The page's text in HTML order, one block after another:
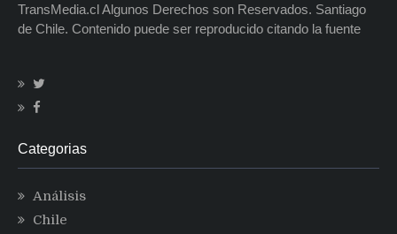
TransMedia.cl Algunos Derechos son Reservados. Santiago
de Chile. Contenido puede ser reproducido citando la fuente
Categorias
Análisis
Chile